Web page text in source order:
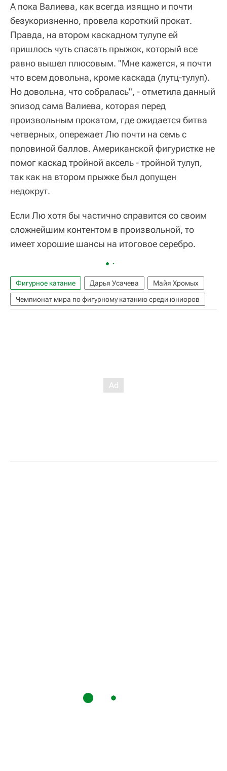
А пока Валиева, как всегда изящно и почти
безукоризненно, провела короткий прокат.
Правда, на втором каскадном тулупе ей
пришлось чуть спасать прыжок, который все
равно вышел плюсовым. "Мне кажется, я почти
что всем довольна, кроме каскада (лутц-тулуп).
Но довольна, что собралась", - отметила данный
эпизод сама Валиева, которая перед
произвольным прокатом, где ожидается битва
четверных, опережает Лю почти на семь с
половиной баллов. Американской фигуристке не
помог каскад тройной аксель - тройной тулуп,
так как на втором прыжке был допущен
недокрут.
Если Лю хотя бы частично справится со своим
сложнейшим контентом в произвольной, то
имеет хорошие шансы на итоговое серебро.
Фигурное катание Дарья Усачева
Майя Хромых
Чемпионат мира по фигурному катанию среди юниоров